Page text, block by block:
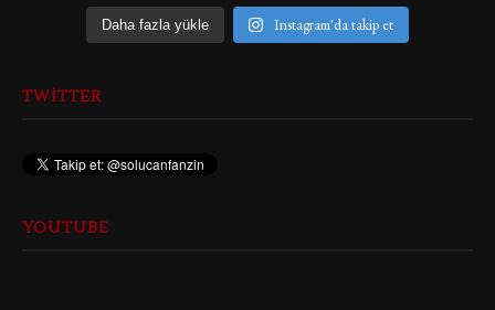
Daha fazla yükle Instagram'da takip et
TWITTER
YOUTUBE